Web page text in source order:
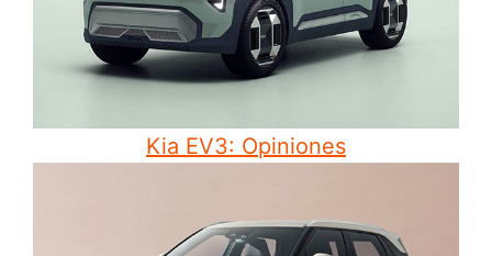
Kia EV3: Opiniones